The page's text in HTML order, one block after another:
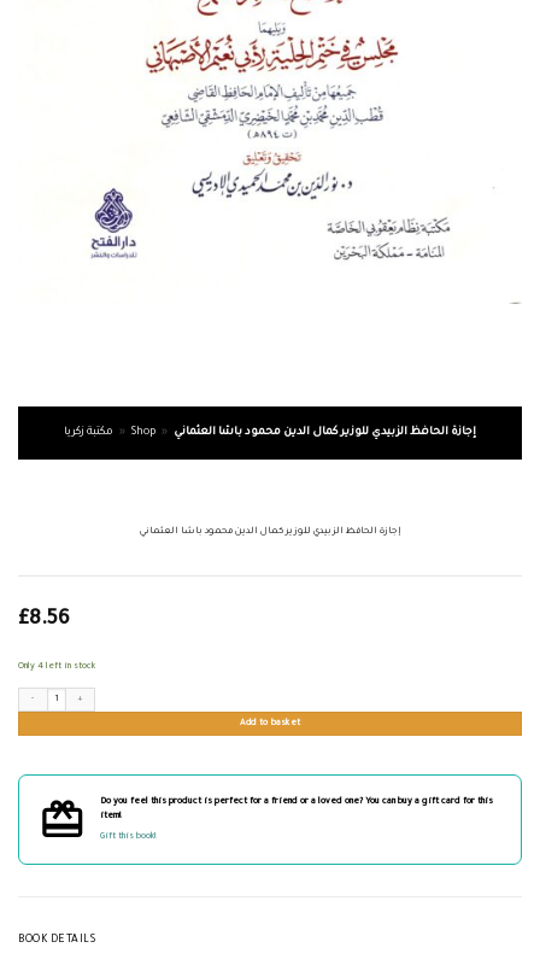
مكتبة زكريا » Shop » إجازة الحافظ الزبيدي للوزير كمال الدين محمود باشا العثماني
إجازة الحافظ الزبيدي للوزير كمال الدين محمود باشا العثماني
£8.56
Only 4 left in stock
Add to basket
Do you feel this product is perfect for a friend or a loved one? You can buy a gift card for this
item!
Gift this book!
BOOK DETAILS